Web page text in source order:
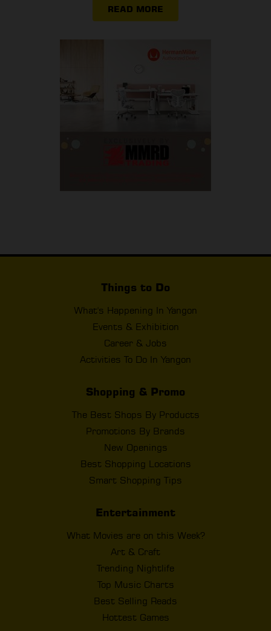
READ MORE
Things to Do
What's Happening In Yangon
Events & Exhibition
Career & Jobs
Activities To Do In Yangon
Shopping & Promo
The Best Shops By Products
Promotions By Brands
New Openings
Best Shopping Locations
Smart Shopping Tips
Entertainment
What Movies are on this Week?
Art & Craft
Trending Nightlife
Top Music Charts
Best Selling Reads
Hottest Games